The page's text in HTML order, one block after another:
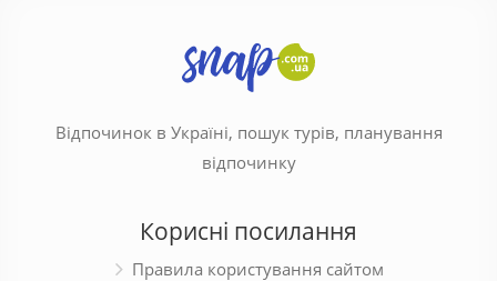
Відпочинок в Україні, пошук турів, планування
відпочинку
Корисні посилання
Правила користування сайтом